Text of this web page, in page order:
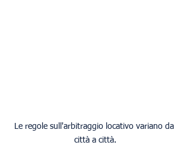
Le regole sull'arbitraggio locativo variano da
città a città.